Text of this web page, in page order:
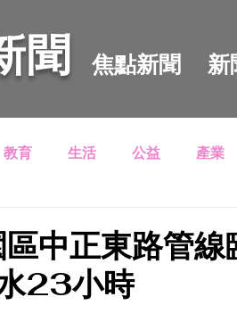
聞 焦點新聞 新
教育 生活 公益 產業
中正東路管線
23小時